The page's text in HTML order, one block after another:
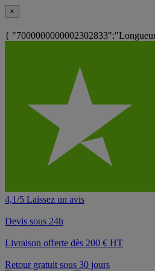
×
{
4,1/5 Laissez un avis
Devis sous 24h
Livraison offerte dès 200 € HT
Retour gratuit sous 30 jours